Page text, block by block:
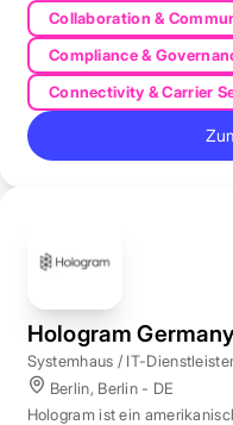
Collaboration &
Compliance &
Connectivity & Carrier
Hologram Germany
Systemhaus / IT-Dienstleister
Berlin, Berlin - DE
Hologram ist ein